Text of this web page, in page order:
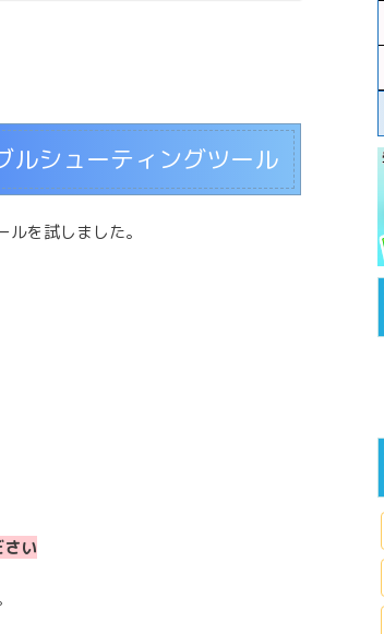
シューティングツール
を試しました。
い